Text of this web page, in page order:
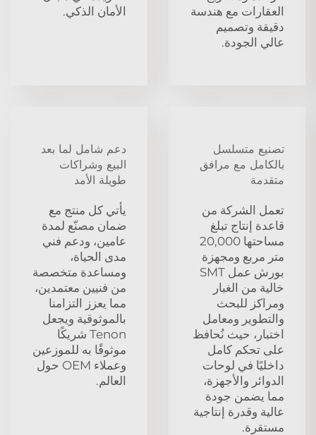
العقارات مع هندسة
دقيقة وتصميم
عالي الجودة.
الأمان الذكي.
تصنيع متسلسل
بالكامل مع مرافق
متقدمة
تعمل الشركة من
قاعدة إنتاج تبلغ
مساحتها 20,000
متر مربع ومجهزة
بورش عمل SMT
خالية من الغبار
ومراكز للبحث
والتطوير ومعامل
اختبار، حيث نُحافظ
على تحكم كامل
داخليًا في لوحات
الدوائر والأجهزة،
مما يضمن جودة
عالية وقدرة إنتاجية
مستقرة.
دعم شامل لما بعد
البيع وشراكات
طويلة الأمد
يأتي كل منتج مع
ضمان مصنّع لمدة
عامين، ودعم فني
مدى الحياة،
ومساعدة متخصصة
من فنيين معتمدين،
مما يعزز التزامنا
بالموثوقية ويجعل
Tenon شريكًا
موثوقًا به للموزعين
وعملاء OEM حول
العالم.